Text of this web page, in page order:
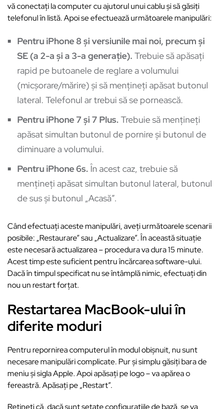
vă conectați la computer cu ajutorul unui cablu și să găsiți
telefonul în listă. Apoi se efectuează următoarele manipulări:
Pentru iPhone 8 și versiunile mai noi, precum și
SE (a 2-a și a 3-a generație). Trebuie să apăsați
rapid pe butoanele de reglare a volumului
(micșorare/mărire) și să mențineți apăsat butonul
lateral. Telefonul ar trebui să se pornească.
Pentru iPhone 7 și 7 Plus. Trebuie să mențineți
apăsat simultan butonul de pornire și butonul de
diminuare a volumului.
Pentru iPhone 6s. În acest caz, trebuie să
mențineți apăsat simultan butonul lateral, butonul
de sus și butonul „Acasă”.
Când efectuați aceste manipulări, aveți următoarele scenarii
posibile: „Restaurare” sau „Actualizare”. În această situație
este necesară actualizarea – procedura va dura 15 minute.
Acest timp este suficient pentru încărcarea software-ului.
Dacă în timpul specificat nu se întâmplă nimic, efectuați din
nou un restart forțat.
Restartarea MacBook-ului în
diferite moduri
Pentru repornirea computerul în modul obișnuit, nu sunt
necesare manipulări complicate. Pur și simplu găsiți bara de
meniu și sigla Apple. Apoi apăsați pe logo – va apărea o
fereastră. Apăsați pe „Restart”.
Rețineți că, dacă sunt setate configurațiile de bază, se va